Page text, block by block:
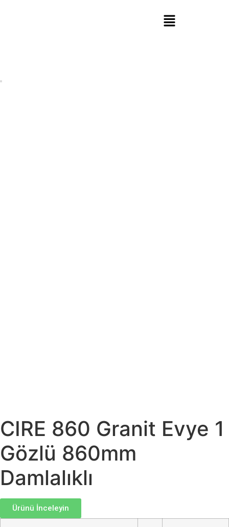
CIRE 860 Granit Evye 1
Gözlü 860mm
Damlalıklı
Ürünü İnceleyin